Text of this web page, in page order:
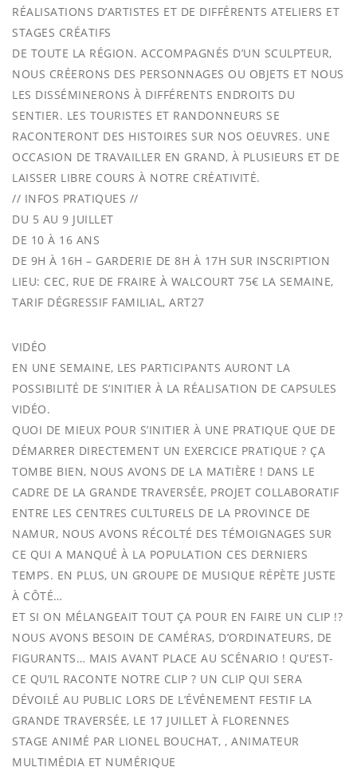
RÉALISATIONS D’ARTISTES ET DE DIFFÉRENTS ATELIERS ET
STAGES CRÉATIFS
DE TOUTE LA RÉGION. ACCOMPAGNÉS D’UN SCULPTEUR,
NOUS CRÉERONS DES PERSONNAGES OU OBJETS ET NOUS
LES DISSÉMINERONS À DIFFÉRENTS ENDROITS DU
SENTIER. LES TOURISTES ET RANDONNEURS SE
RACONTERONT DES HISTOIRES SUR NOS OEUVRES. UNE
OCCASION DE TRAVAILLER EN GRAND, À PLUSIEURS ET DE
LAISSER LIBRE COURS À NOTRE CRÉATIVITÉ.
// INFOS PRATIQUES //
DU 5 AU 9 JUILLET
DE 10 À 16 ANS
DE 9H À 16H – GARDERIE DE 8H À 17H SUR INSCRIPTION
LIEU: CEC, RUE DE FRAIRE À WALCOURT 75€ LA SEMAINE,
TARIF DÉGRESSIF FAMILIAL, ART27
VIDÉO
EN UNE SEMAINE, LES PARTICIPANTS AURONT LA
POSSIBILITÉ DE S’INITIER À LA RÉALISATION DE CAPSULES
VIDÉO.
QUOI DE MIEUX POUR S’INITIER À UNE PRATIQUE QUE DE
DÉMARRER DIRECTEMENT UN EXERCICE PRATIQUE ? ÇA
TOMBE BIEN, NOUS AVONS DE LA MATIÈRE ! DANS LE
CADRE DE LA GRANDE TRAVERSÉE, PROJET COLLABORATIF
ENTRE LES CENTRES CULTURELS DE LA PROVINCE DE
NAMUR, NOUS AVONS RÉCOLTÉ DES TÉMOIGNAGES SUR
CE QUI A MANQUÉ À LA POPULATION CES DERNIERS
TEMPS. EN PLUS, UN GROUPE DE MUSIQUE RÉPÈTE JUSTE
À CÔTÉ…
ET SI ON MÉLANGEAIT TOUT ÇA POUR EN FAIRE UN CLIP !?
NOUS AVONS BESOIN DE CAMÉRAS, D’ORDINATEURS, DE
FIGURANTS… MAIS AVANT PLACE AU SCÉNARIO ! QU’EST-
CE QU’IL RACONTE NOTRE CLIP ? UN CLIP QUI SERA
DÉVOILÉ AU PUBLIC LORS DE L’ÉVÉNEMENT FESTIF LA
GRANDE TRAVERSÉE, LE 17 JUILLET À FLORENNES
STAGE ANIMÉ PAR LIONEL BOUCHAT, , ANIMATEUR
MULTIMÉDIA ET NUMÉRIQUE